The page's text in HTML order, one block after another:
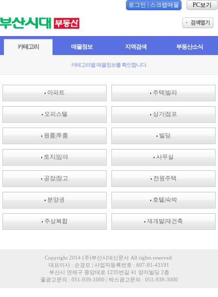
로그인 스크랩매물 PC보기
카테고리 매물정보 지역검색 부동산소식
카테고리별 매물정보를 확인합니다.
아파트 주택|빌라
오피스텔 상가|점포
원룸|투룸 빌딩
토지|임야 사무실
공장|창고 전원주택
분양권 호텔|숙박
주상복합 재개발|재건축
Copyright 2014 (주)부산시대신문사 All rights reserved.
대표이사 : 손경모 | 사업자등록번호 : 607-81-43191
부산시 연제구 중앙대로 1235번길 41 양지빌딩 2층
줄광고문의 : 051-939-1000 | 박스광고문의 : 051-939-3000